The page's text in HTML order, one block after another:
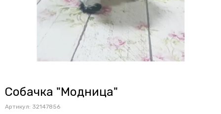
Собачка "Модница"
Артикул: 32147856